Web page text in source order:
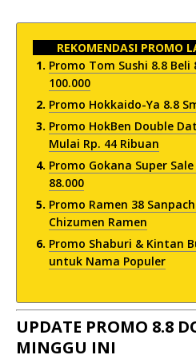
REKOMENDASI PROMO
Promo Tom Sushi 8.8 Beli
100.000
Promo Hokkaido-Ya 8.8
Promo HokBen Double
Mulai Rp. 44 Ribuan
Promo Gokana Super
88.000
Promo Ramen 38
Chizumen Ramen
Promo Shaburi & Kintan
untuk Nama Populer
UPDATE PROMO 8.8
MINGGU INI